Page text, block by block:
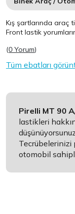
Kış şartlarında araç
Front lastik
(0 Yorum)
Tüm ebatları
Pirelli MT 90
lastikleri
Tecrübelerinizi
otomobil